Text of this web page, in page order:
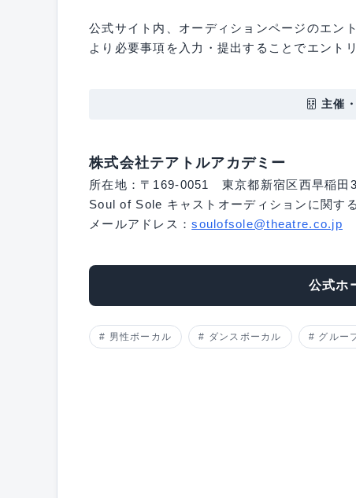
公式サイト内、オーディションページのエン
より必要事項を入力・提出することでエント
主催
株式会社テアトルアカデミー
所在地：〒169-0051 東京都新宿区西早稲田
Soul of Sole キャストオーディションに関す
メールアドレス：soulofsole@theatre.co.jp
公式ホ
男性ボーカル ダンスボーカル グルー